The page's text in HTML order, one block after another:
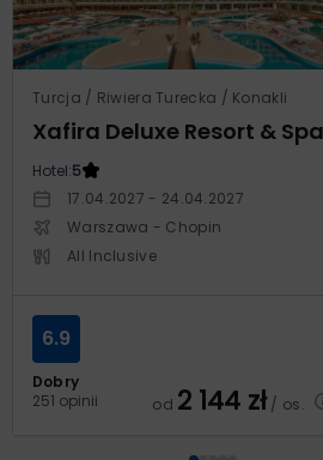
Turcja / Riwiera Turecka / Konakli
Xafira Deluxe Resort & Spa
Hotel:5
17.04.2027 - 24.04.2027
Warszawa - Chopin
All Inclusive
Dobry
251 opinii
6.9
od 2 144 zł/ os.